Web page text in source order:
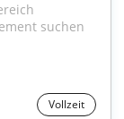
suchen
Vollzeit